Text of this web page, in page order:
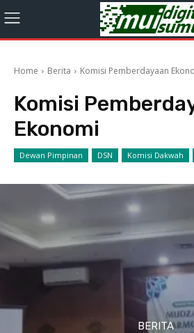
Home Berita Komisi Pemberdayaan
Komisi
Ekonomi
Dewan Pimpinan DSN Komisi Dakwah
BERITA